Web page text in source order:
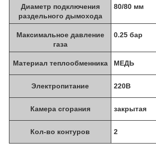
Диаметр подключения
раздельного дымохода
80/80 мм
Максимальное давление
газа
0.25 бар
Материал теплообменника МЕДЬ
Электропитание 220В
Камера сгорания закрытая
Кол-во контуров 2